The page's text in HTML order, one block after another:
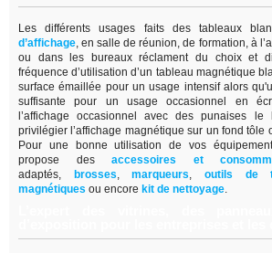
Les différents usages faits des tableaux
d’affichage, en salle de réunion, de formation, à
ou dans les bureaux réclament du choix et
fréquence d’utilisation d’un tableau magnétique
surface émaillée pour un usage intensif alors
suffisante pour un usage occasionnel en
l’affichage occasionnel avec des punaises
privilégier l’affichage magnétique sur un fond tôle
Pour une bonne utilisation de vos
propose des
accessoires et
adaptés,
brosses, marqueurs, outils de
magnétiques ou encore kit de nettoyage.